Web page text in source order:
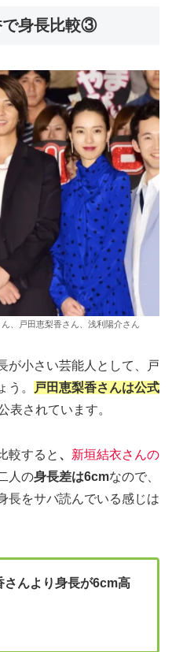
で身長比較③
、戸田恵梨香さん、浅利陽介さん
が小さい芸能人として、戸
う。
戸田恵梨香さんは公式
表されています。
較すると 、 新垣結衣さんの
人の身長差は6cmなので、
長をサバ読んでいる感じは
さんより身長が6cm高